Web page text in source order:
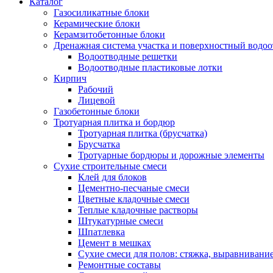
Газосиликатные блоки
Керамические блоки
Керамзитобетонные блоки
Дренажная система участка и поверхностный
Водоотводные решетки
Водоотводные пластиковые лотки
Кирпич
Рабочий
Лицевой
Газобетонные блоки
Тротуарная плитка и бордюр
Тротуарная плитка (брусчатка)
Брусчатка
Тротуарные бордюры и дорожные элементы
Сухие строительные смеси
Клей для блоков
Цементно-песчаные смеси
Цветные кладочные смеси
Теплые кладочные растворы
Штукатурные смеси
Шпатлевка
Цемент в мешках
Сухие смеси для полов: стяжка,
Ремонтные составы